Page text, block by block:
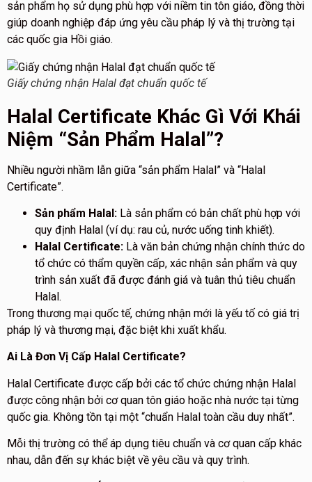
sản phẩm họ sử dụng phù hợp với niềm tin tôn giáo, đồng thời
giúp doanh nghiệp đáp ứng yêu cầu pháp lý và thị trường tại
các quốc gia Hồi giáo.
Giấy chứng nhận Halal đạt chuẩn quốc tế
Halal Certificate Khác Gì Với Khái
Niệm “Sản Phẩm Halal”?
Nhiều người nhầm lẫn giữa “sản phẩm Halal” và “Halal
Certificate”.
Sản phẩm Halal: Là sản phẩm có bản chất phù hợp với
quy định Halal (ví dụ: rau củ, nước uống tinh khiết).
Halal Certificate: Là văn bản chứng nhận chính thức do
tổ chức có thẩm quyền cấp, xác nhận sản phẩm và quy
trình sản xuất đã được đánh giá và tuân thủ tiêu chuẩn
Halal.
Trong thương mại quốc tế, chứng nhận mới là yếu tố có giá trị
pháp lý và thương mại, đặc biệt khi xuất khẩu.
Ai Là Đơn Vị Cấp Halal Certificate?
Halal Certificate được cấp bởi các tổ chức chứng nhận Halal
được công nhận bởi cơ quan tôn giáo hoặc nhà nước tại từng
quốc gia. Không tồn tại một “chuẩn Halal toàn cầu duy nhất”.
Mỗi thị trường có thể áp dụng tiêu chuẩn và cơ quan cấp khác
nhau, dẫn đến sự khác biệt về yêu cầu và quy trình.